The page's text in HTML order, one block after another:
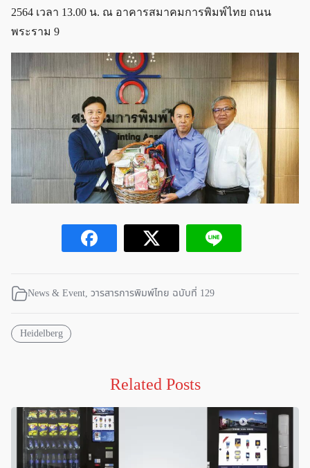
2564 เวลา 13.00 น. ณ อาคารสมาคมการพิมพ์ไทย ถนน
พระราม 9
News & Event, วารสารการพิมพ์ไทย ฉบับที่ 129
Heidelberg
Related Posts